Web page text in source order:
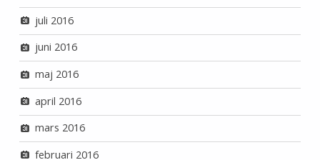
juli 2016
juni 2016
maj 2016
april 2016
mars 2016
februari 2016